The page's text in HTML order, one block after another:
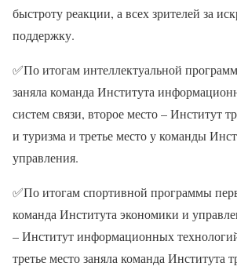
быстроту реакции, а всех зрителей за
поддержку.
✅По итогам интеллектуальной
заняла команда Института
систем связи, второе место – Институт
и туризма и третье место у команды
управления.
✅По итогам спортивной программы
команда Института экономики и
– Институт информационных
третье место заняла команда Института